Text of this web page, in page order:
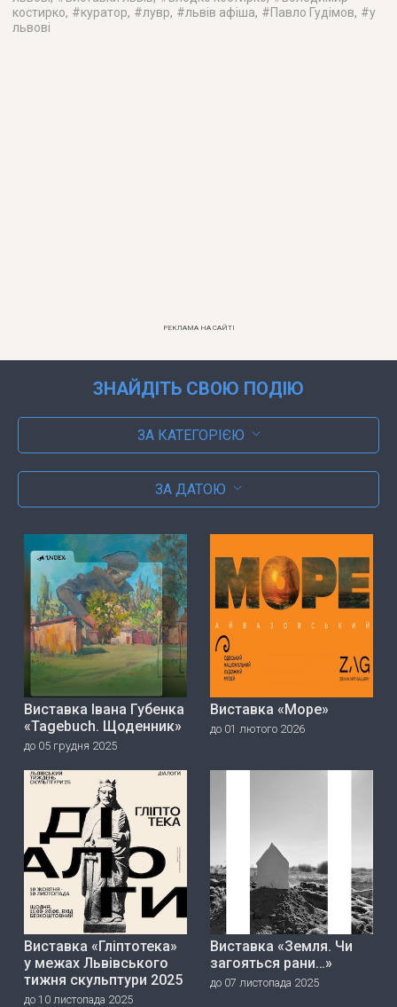
костирко, #куратор, #лувр, #львів афіша, #Павло Гудімов, #у
львові
РЕКЛАМА НА САЙТІ
ЗНАЙДІТЬ СВОЮ ПОДІЮ
ЗА КАТЕГОРІЄЮ
ЗА ДАТОЮ
Виставка Івана Губенка
«Tagebuch. Щоденник»
до 05 грудня 2025
Виставка «Море»
до 01 лютого 2026
Виставка «Гліптотека»
у межах Львівського
тижня скульптури 2025
до 10 листопада 2025
Виставка «Земля. Чи
загояться рани…»
до 07 листопада 2025